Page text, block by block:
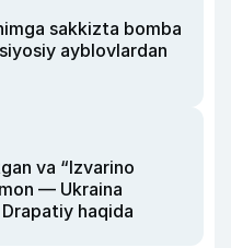
sakkizta bomba
ayblovlardan
va “Izvarino
— Ukraina
haqida